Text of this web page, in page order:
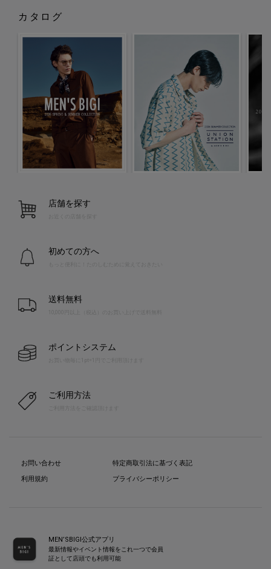
カタログ
店舗を探す
お近くの店舗を探す
初めての方へ
送料無料
10,000円以上（税込）のお買い上げで送料無料
ポイントシステム
お買い物毎に1pt=1円でご利用頂けます
ご利用方法
お問い合わせ
利用規約
特定商取引法に基づく表記
プライバシーポリシー
MEN’SBIGI公式アプリ
最新情報やイベント情報をこれ一つで会員
証として店頭でも利用可能